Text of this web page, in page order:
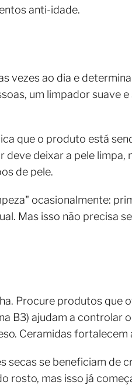
anti-idade.
vezes ao dia e
um limpador suave
que o produto está
deixar a pele limpa,
de pele.
ocasionalmente:
Mas isso não precisa
Procure produtos que
B3) ajudam a controlar
Ceramidas fortalecem
secas se beneficiam de
rosto, mas isso já